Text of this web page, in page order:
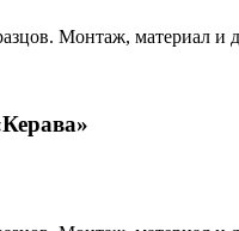
Монтаж, материал и